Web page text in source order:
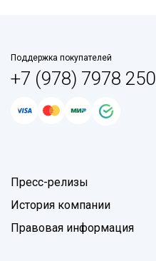
Поддержка покупателей
+7 (978) 7978 250
Пресс-релизы
История компании
Правовая информация